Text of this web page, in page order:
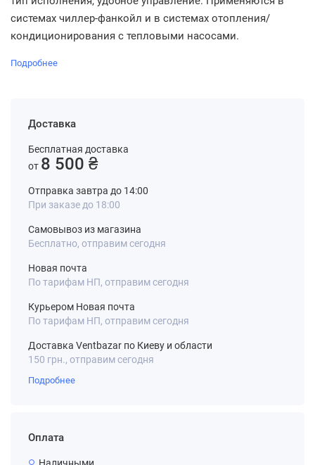
системах чиллер-фанкойл и в системах отопления/
кондиционирования с тепловыми насосами.
Подробнее
Доставка
Бесплатная доставка
от 8 500 ₴
Отправка завтра до 14:00
При заказе до 18:00
Самовывоз из магазина
Бесплатно, отправим сегодня
Новая почта
По тарифам НП, отправим сегодня
Курьером Новая почта
По тарифам НП, отправим сегодня
Доставка Ventbazar по Киеву и области
150 грн., отправим сегодня
Подробнее
Оплата